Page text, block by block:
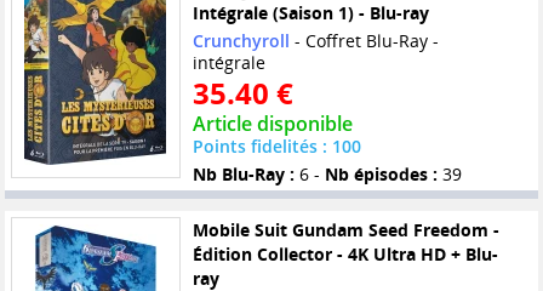
Intégrale (Saison 1) - Blu-ray
Crunchyroll - Coffret Blu-Ray -
intégrale
35.40 €
Article disponible
Points fidelités : 100
Nb Blu-Ray : 6 - Nb épisodes : 39
Mobile Suit Gundam Seed Freedom -
Édition Collector - 4K Ultra HD + Blu-
ray